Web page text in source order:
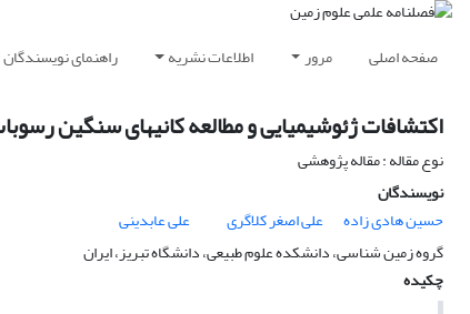
صفحه اصلی مرور اطلاعات نشریه راهنمای نویسندگان
اکتشافات ژئوشیمیایی و مطالعه کانیهای سنگین رسوبات رودخانه‌ای در برگه
نوع مقاله : مقاله پژوهشی
نویسندگان
حسین هادی زاده
علی اصغر کلاگری
علی عابدینی
گروه زمین شناسی، دانشکده علوم طبیعی، دانشگاه تبریز، ایران
چکیده